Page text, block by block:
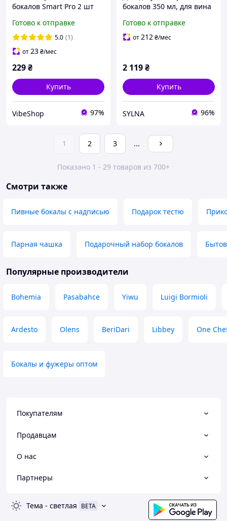
бокалов Smart Pro 2 шт
прозрачные чашки для
пива граненые бокалы
для нап MAX14
Готово к отправке
5.0 (1)
от23₴/мес
229₴
Купить
VibeShop 97%
бокалов 350 мл, для вина
22 DC
Готово к отправке
от212₴/мес
2 119₴
Купить
SYLNA 96%
1 2 3 ...
Показано 1 - 29 товаров из 700+
Смотри также
Пивные бокалы с надписью Подарок тестю
Парная чашка Подарочный набор бокалов
Популярные производители
Bohemia Pasabahce Yiwu Luigi Bormioli
Ardesto Olens BeriDari Libbey One
Бокалы и фужеры оптом
Покупателям
Продавцам
О нас
Партнеры
Тема - светлая BETA